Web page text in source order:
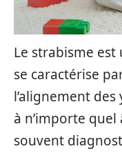
Le strabisme
se caractérise
l’alignement
à n’importe
souvent